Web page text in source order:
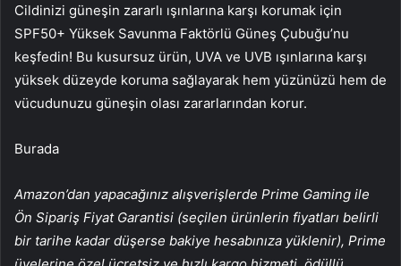
Cildinizi güneşin zararlı ışınlarına karşı korumak için
SPF50+ Yüksek Savunma Faktörlü Güneş Çubuğu’nu
keşfedin! Bu kusursuz ürün, UVA ve UVB ışınlarına karşı
yüksek düzeyde koruma sağlayarak hem yüzünüzü hem de
vücudunuzu güneşin olası zararlarından korur.
Burada
Amazon’dan yapacağınız alışverişlerde Prime Gaming ile
Ön Sipariş Fiyat Garantisi (seçilen ürünlerin fiyatları belirli
bir tarihe kadar düşerse bakiye hesabınıza yüklenir), Prime